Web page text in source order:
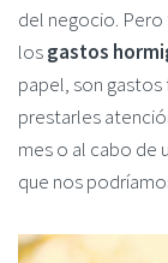
del negocio. Pero
losgastos
papel, son
prestarles
mes o al cabo de
que nos